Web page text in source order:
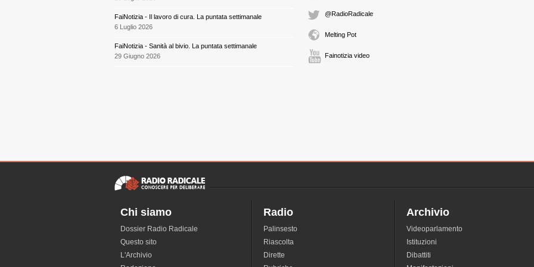
FaiNotizia - Il lavoro di cura. La puntata settimanale
6 Luglio 2026
FaiNotizia - Sanità al bivio. La puntata settimanale
29 Giugno 2026
@RadioRadicale
Melting Pot
Fainotizia video
Chi siamo
Dossier Radio Radicale
Questo sito
L'Archivio
Radio
Palinsesto
Riascolta
Dirette
Archivio
Videoparlamento
Istituzioni
Dibattiti